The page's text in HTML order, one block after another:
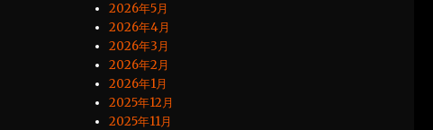
2026年5月
2026年4月
2026年3月
2026年2月
2026年1月
2025年12月
2025年11月